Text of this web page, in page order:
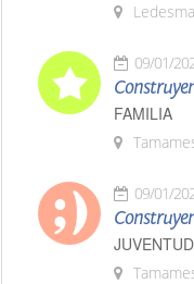
Ledesma
09/01/
FAMILIA
09/01/
JUVENTUD